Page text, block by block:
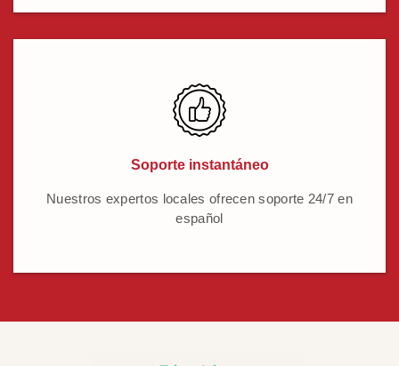
Soporte instantáneo
Nuestros expertos locales ofrecen soporte 24/7 en
español